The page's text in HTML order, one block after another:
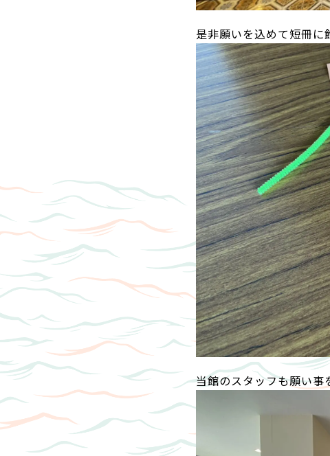
是非願いを込めて短冊に
当館のスタッフも願い事